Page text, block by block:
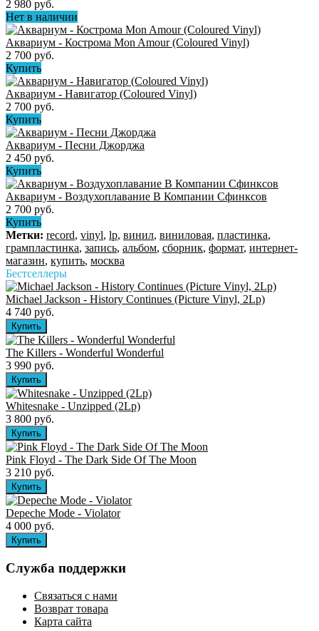
2 980 руб.
Нет в наличии
Аквариум - Кострома Mon Amour (Coloured Vinyl)
2 700 руб.
Купить
Аквариум - Навигатор (Coloured Vinyl)
2 700 руб.
Купить
Аквариум - Песни Джорджа
2 450 руб.
Купить
Аквариум - Воздухоплавание В Компании Сфинксов
2 700 руб.
Купить
Метки: record, vinyl, lp, винил, виниловая, пластинка,
грампластинка, запись, альбом, сборник, формат, интернет-
магазин, купить, москва
Бестселлеры
Michael Jackson - History Continues (Picture Vinyl, 2Lp)
4 740 руб.
The Killers ‎- Wonderful Wonderful
3 990 руб.
Whitesnake - Unzipped (2Lp)
3 800 руб.
Pink Floyd - The Dark Side Of The Moon
3 210 руб.
Depeche Mode - Violator
4 000 руб.
Служба поддержки
Связаться с нами
Возврат товара
Карта сайта